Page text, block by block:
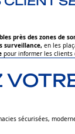
près des zones de
surveillance, en les
pour informer les clients
sécurisées,